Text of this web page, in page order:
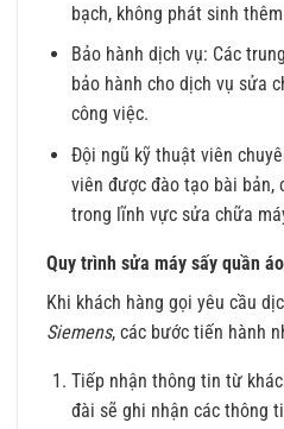
bạch, không phát sinh
Bảo hành dịch vụ: Các
bảo hành cho dịch vụ sửa
công việc.
Đội ngũ kỹ thuật viên
viên được đào tạo bài bản,
trong lĩnh vực sửa chữa
Quy trình sửa máy sấy quần
Khi khách hàng gọi yêu cầu
Siemens, các bước tiến hành
Tiếp nhận thông tin từ
đài sẽ ghi nhận các thông